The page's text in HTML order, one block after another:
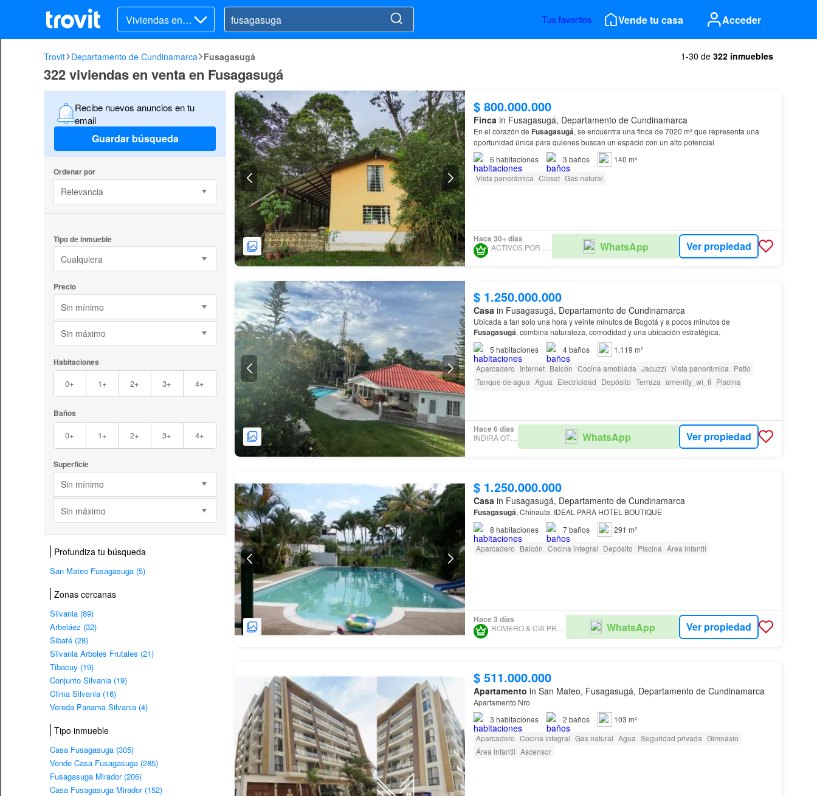
Viviendas en v
enta
Tus favoritos Vende tu casa Acceder
Trovit Departamento de Cundinamarca Fusagasugá 1-30 de 322 inmuebles
322 viviendas en venta en Fusagasugá
Recibe nuevos anuncios en tu
email
Guardar búsqueda
Ordenar por
Relevancia
Tipo de inmueble
Cualquiera
Precio
Sin mínimo
Sin máximo
Habitaciones
0+ 1+ 2+ 3+ 4+
Baños
0+ 1+ 2+ 3+ 4+
Superficie
Sin mínimo
Sin máximo
Profundiza tu búsqueda
San Mateo Fusagasuga (5)
Zonas cercanas
Silvania (89)
Arbeláez (32)
Sibaté (28)
Silvania Arboles Frutales (21)
Tibacuy (19)
Conjunto Silvania (19)
Clima Silvania (16)
Vereda Panama Silvania (4)
Tipo inmueble
Casa Fusagasuga (305)
Vende Casa Fusagasuga (285)
Fusagasuga Mirador (206)
Casa Fusagasuga Mirador (152)
$ 800.000.000
Fincain Fusagasugá, Departamento de Cundinamarca
En el corazón de Fusagasugá, se encuentra una finca de 7020 m² que representa una
oportunidad única para quienes buscan un espacio con un alto potencial
6 habitaciones 3 baños
140 m²
Vista panorámica Closet Gas natural
Hace 30+ días
ACTIVOS POR COLOMBIA WhatsApp Ver propiedad
$ 1.250.000.000
Casa in Fusagasugá, Departamento de Cundinamarca
Ubicada a tan solo una hora y veinte minutos de Bogotá y a pocos minutos de
Fusagasugá, combina naturaleza, comodidad y una ubicación estratégica.
5 habitaciones 4baños
1.119 m²
Aparcadero Internet Balcón Cocina amoblada Jacuzzi Vista panorámica Patio
Tanque de agua Agua Electricidad Depósito Terraza amenity_wi_fi Piscina
Hace 6 días
INDIRA OTERO WhatsApp Ver propiedad
$ 1.250.000.000
Casa in Fusagasugá, Departamento de Cundinamarca
Fusagasugá, Chinauta. IDEAL PARA HOTEL BOUTIQUE
8 habitaciones 7baños
291 m²
Aparcadero Balcón Cocina integral Depósito Piscina Área infantil
Hace 3 días
ROMERO & CIA PROPIEDAD RAÍ­Z WhatsApp Ver propiedad
$ 511.000.000
Apartamento in San Mateo, Fusagasugá, Departamento de Cundinamarca
Apartamento Nro
3 habitaciones 2 baños
103 m²
Aparcadero Cocina integral Gas natural Agua Seguridad privada Gimnasio
Área infantil Ascensor